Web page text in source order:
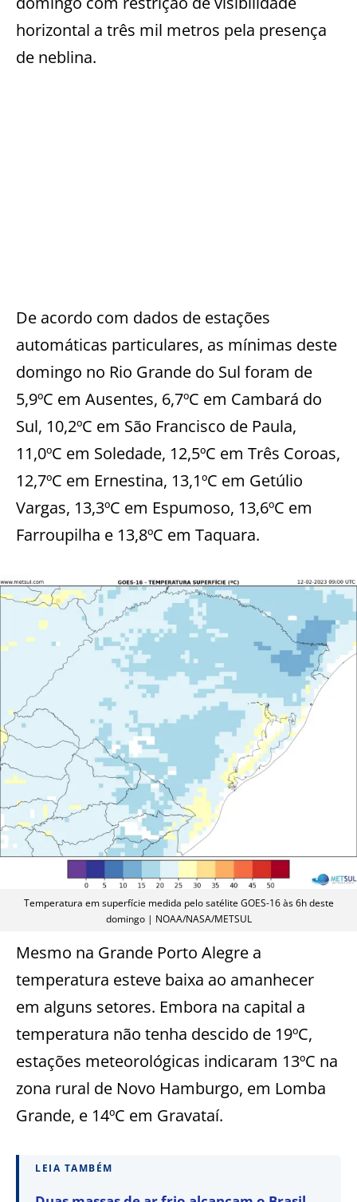
horizontal a três mil metros pela presença
de neblina.
De acordo com dados de estações
automáticas particulares, as mínimas deste
domingo no Rio Grande do Sul foram de
5,9ºC em Ausentes, 6,7ºC em Cambará do
Sul, 10,2ºC em São Francisco de Paula,
11,0ºC em Soledade, 12,5ºC em Três Coroas,
12,7ºC em Ernestina, 13,1ºC em Getúlio
Vargas, 13,3ºC em Espumoso, 13,6ºC em
Farroupilha e 13,8ºC em Taquara.
Temperatura em superfície medida pelo satélite GOES-16 às 6h deste
domingo | NOAA/NASA/METSUL
Mesmo na Grande Porto Alegre a
temperatura esteve baixa ao amanhecer
em alguns setores. Embora na capital a
temperatura não tenha descido de 19ºC,
estações meteorológicas indicaram 13ºC na
zona rural de Novo Hamburgo, em Lomba
Grande, e 14ºC em Gravataí.
LEIA TAMBÉM